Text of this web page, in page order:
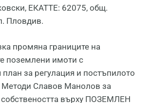
ЕКАТТЕ: 62075, общ.
Пловдив.
промяна границите на
поземлени имоти с
за регулация и постъпилото
Методи Славов Манолов за
върху ПОЗЕМЛЕН